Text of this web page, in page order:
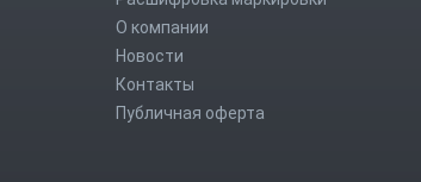
О компании
Новости
Контакты
Публичная оферта